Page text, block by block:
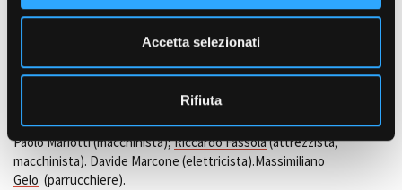
Accetta selezionati
Rifiuta
SEGRETARIO DI EDIZIONE
ALTRI CREDITS
(attrezzista di scena). Franco Giannì (amministratore di
produzione).Stefano Masera(location manager). Alessio Fugolo e
Paolo Mariotti (macchinista);Riccardo Fassola(attrezzista,
macchinista). Davide Marcone (elettricista).Massimiliano
Gelo (parrucchiere).